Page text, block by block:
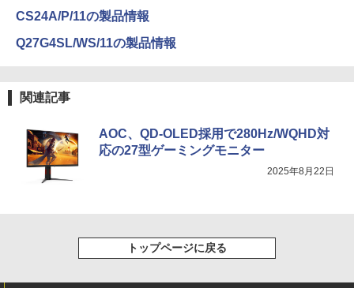
CS24A/P/11の製品情報
Q27G4SL/WS/11の製品情報
関連記事
AOC、QD-OLED採用で280Hz/WQHD対
応の27型ゲーミングモニター
2025年8月22日
トップページに戻る